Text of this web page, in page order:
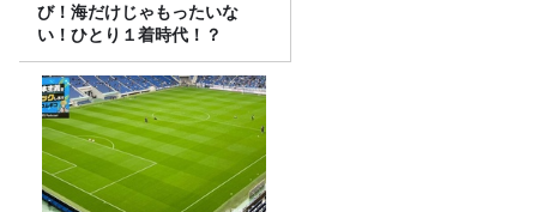
び！海だけじゃもったいな
い！ひとり１着時代！？